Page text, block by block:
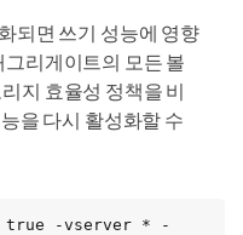
되면 쓰기 성능에 영향
그리게이트의 모든 볼
지 효율성 정책을 비
을 다시 활성화할 수
true -vserver * -